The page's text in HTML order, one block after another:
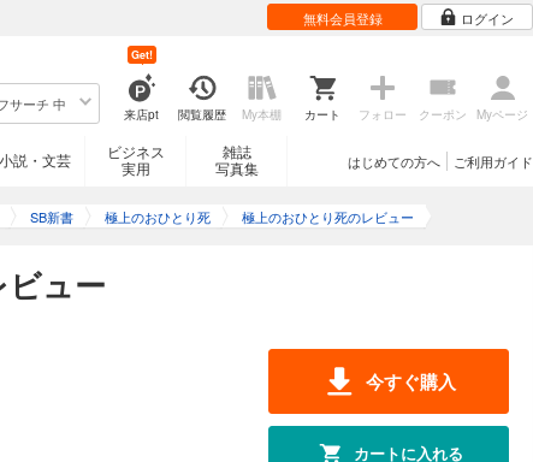
無料会員登録 ログイン
サーチ 中
来店pt
Get!
閲覧履歴 My本棚 カート フォロー クーポン Myページ
小説・文芸
ビジネス
実用
雑誌
写真集
ご利用ガイド
はじめての方へ
SB新書 極上のおひとり死 極上のおひとり死のレビュー
ビュー
今すぐ購入
カートに入れる